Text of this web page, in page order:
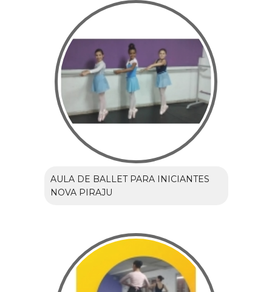
AULA DE BALLET PARA INICIANTES
NOVA PIRAJU